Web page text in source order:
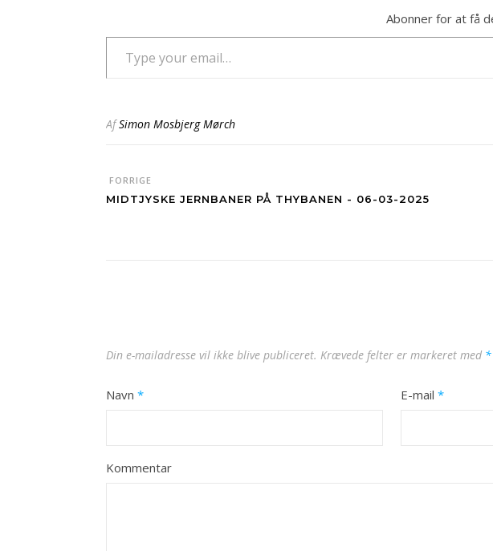
Abonner for at få
Type your email…
AfSimon Mosbjerg Mørch
FORRIGE
MIDTJYSKE JERNBANER PÅ THYBANEN - 06-03-2025
Din e-mailadresse vil ikke blive publiceret. Krævede felter er markeret med *
Navn * E-mail*
Kommentar